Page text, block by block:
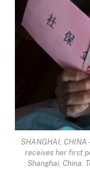
SHANGHAI, CHINA
receives her first
Shanghai, China.